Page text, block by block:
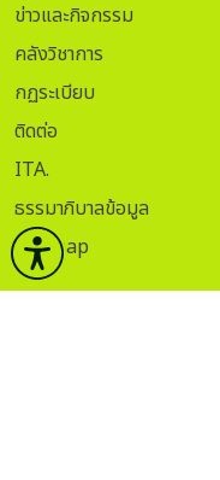
ข่าวและกิจกรรม
คลังวิชาการ
กฏระเบียบ
ติดต่อ
ITA.
ธรรมาภิบาลข้อมูล
Sitemap